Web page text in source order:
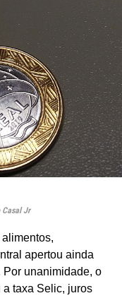
Casal Jr
apertou ainda
unanimidade, o
taxa Selic, juros